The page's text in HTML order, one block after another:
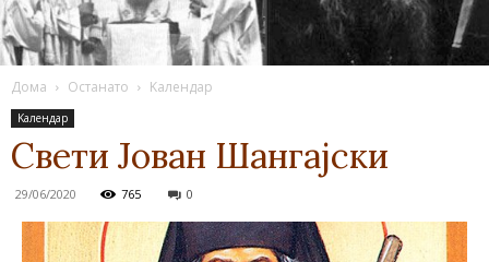
Дома Останато Kалендар
Kалендар
Свети Јован Шангајски
29/06/2020 765 0